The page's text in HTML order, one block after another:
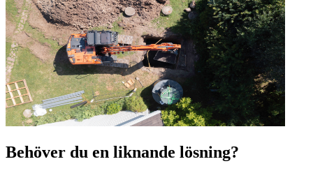
Behöver du en liknande lösning?